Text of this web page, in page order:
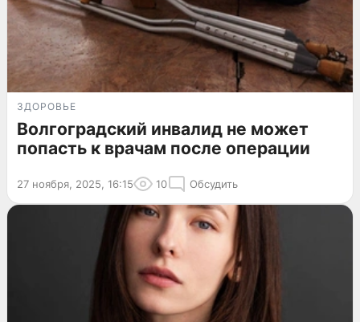
ЗДОРОВЬЕ
Волгоградский инвалид не может
попасть к врачам после операции
27 ноября, 2025, 16:15 10 Обсудить